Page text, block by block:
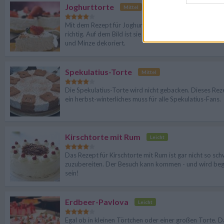
Joghurttorte Mittel
Mit dem Rezept für Joghurttorte liegt man im Sommer
richtig. Auf dem Bild ist sie besonders schön mit
und Minze dekoriert.
Spekulatius-Torte Mittel
Die Spekulatius-Torte wird nicht gebacken. Dieses
ein herbst-winterliches muss für alle Spekulatius-Fans.
Kirschtorte mit Rum Leicht
Das Rezept für Kirschtorte mit Rum ist gar nicht so
zuzubereiten. Der Besuch kann kommen - und wird
sein!
Erdbeer-Pavlova Leicht
Egal ob in kleinen Törtchen oder einer großen Torte.